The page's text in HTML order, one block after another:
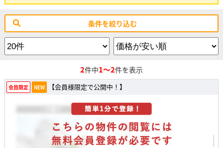
条件を絞り込む
2件中1～2件を表示
会員限定 NEW 【会員様限定で公開中！】